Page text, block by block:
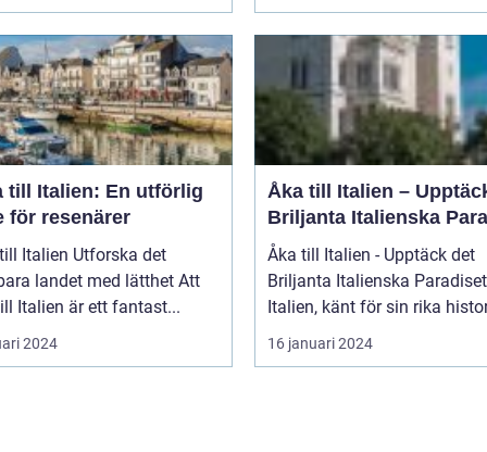
till Italien: En utförlig
för resenärer
Utforska det
landet med lätthet Att
Italien är ett fantast...
2024
Åka till Italien –
Briljanta Italienska
Åka till Italien - Upptäck det
Briljanta Italienska Paradiset
Italien, känt för sin rika
16 januari 2024